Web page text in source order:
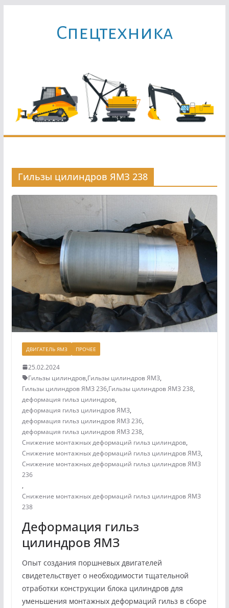
содержимомуCпецтехника
Гильзы цилиндров ЯМЗ 238
ДВИГАТЕЛЬ ЯМЗ ПРОЧЕЕ
25.02.2024
Гильзы цилиндров,Гильзы цилиндров ЯМЗ,
Гильзы цилиндров ЯМЗ 236,Гильзы цилиндров ЯМЗ 238,
деформация гильз цилиндров,
деформация гильз цилиндров ЯМЗ,
деформация гильз цилиндров ЯМЗ 236,
деформация гильз цилиндров ЯМЗ 238,
Снижение монтажных деформаций гильз цилиндров,
Снижение монтажных деформаций гильз цилиндров ЯМЗ,
Снижение монтажных деформаций гильз цилиндров ЯМЗ
236
,
Снижение монтажных деформаций гильз цилиндров ЯМЗ
238
Деформация гильз
цилиндров ЯМЗ
Опыт создания поршневых двигателей
свидетельствует о необходимости тщательной
отработки конструкции блока цилиндров для
уменьшения монтажных деформаций гильз в сборе